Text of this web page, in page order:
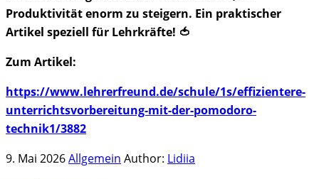
Produktivität enorm zu steigern. Ein praktischer
Artikel speziell für Lehrkräfte! 🍅
Zum Artikel:
https://www.lehrerfreund.de/schule/1s/effizientere-
unterrichtsvorbereitung-mit-der-pomodoro-
technik1/3882
9. Mai 2026Allgemein Author: Lidiia